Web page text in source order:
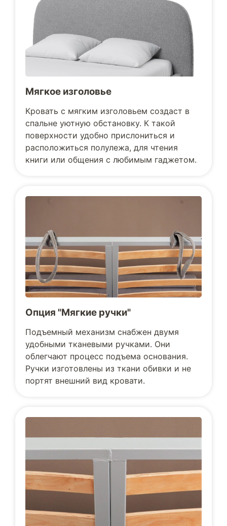
Мягкое изголовье
Кровать с мягким изголовьем создаст в
спальне уютную обстановку. К такой
поверхности удобно прислониться и
расположиться полулежа, для чтения
книги или общения с любимым гаджетом.
Опция "Мягкие ручки"
Подъемный механизм снабжен двумя
удобными тканевыми ручками. Они
облегчают процесс подъема основания.
Ручки изготовлены из ткани обивки и не
портят внешний вид кровати.